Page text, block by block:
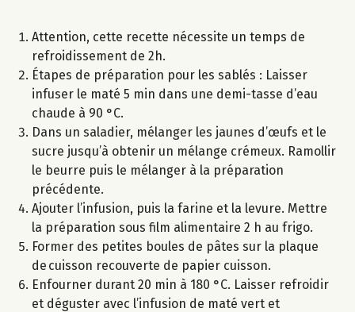
Attention, cette recette nécessite un temps de
refroidissement de 2h.
Étapes de préparation pour les sablés : Laisser
infuser le maté 5 min dans une demi-tasse d’eau
chaude à 90 °C.
Dans un saladier, mélanger les jaunes d’œufs et le
sucre jusqu’à obtenir un mélange crémeux. Ramollir
le beurre puis le mélanger à la préparation
précédente.
Ajouter l’infusion, puis la farine et la levure. Mettre
la préparation sous film alimentaire 2 h au frigo.
Former des petites boules de pâtes sur la plaque
de cuisson recouverte de papier cuisson.
Enfourner durant 20 min à 180 °C. Laisser refroidir
et déguster avec l’infusion de maté vert et